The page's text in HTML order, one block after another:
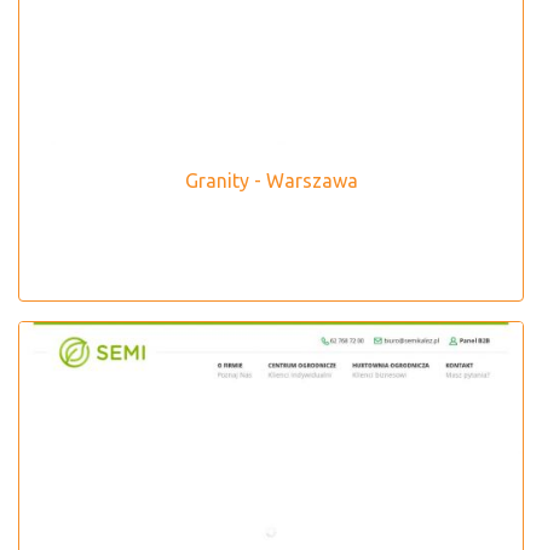
Granity - Warszawa